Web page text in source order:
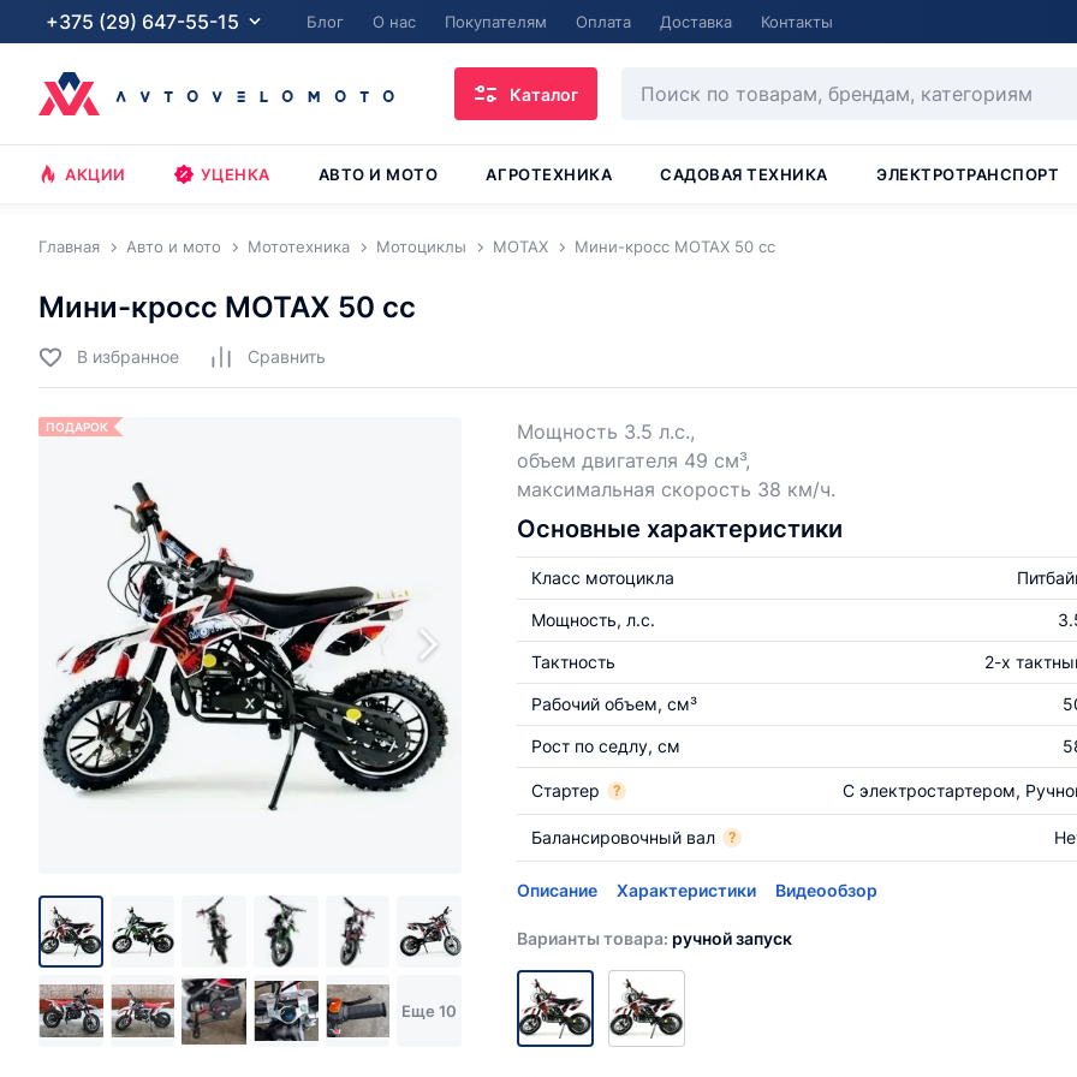
+375 (29) 647-55-15 Блог О нас Покупателям Оплата Доставка Контакты
Каталог
АКЦИИ УЦЕНКА АВТО И МОТО АГРОТЕХНИКА САДОВАЯ ТЕХНИКА ЭЛЕКТРОТРАНСПОРТ
Главная Авто и мото Мототехника Мотоциклы MOTAX Мини-кросс MOTAX 50 cc
Мини-кросс MOTAX 50 cc
В избранное Cравнить
ПОДАРОК
Еще 10
Мощность 3.5 л.с.,
объем двигателя 49 см³,
максимальная скорость 38 км/ч.
Основные характеристики
Класс мотоцикла
Мощность, л.с.
Тактность 2-х
Рабочий объем, см³
Рост по седлу, см
Стартер ? С электростартером,
Балансировочный вал ?
Описание Характеристики Видеообзор
Варианты товара: ручной запуск